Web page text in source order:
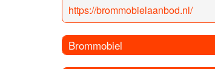
https://brommobielaanbod.nl/
Brommobiel